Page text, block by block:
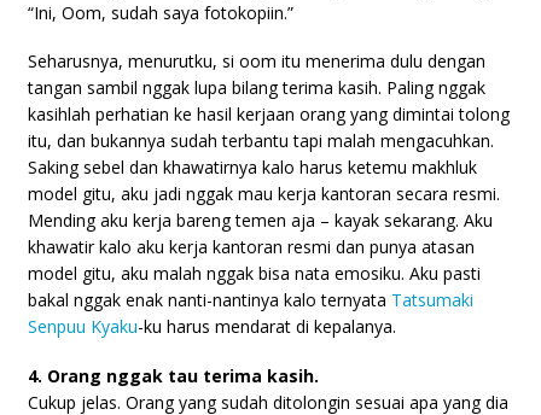
“Ini, Oom, sudah saya fotokopiin.”
Seharusnya, menurutku, si oom itu menerima dulu dengan
tangan sambil nggak lupa bilang terima kasih. Paling nggak
kasihlah perhatian ke hasil kerjaan orang yang dimintai tolong
itu, dan bukannya sudah terbantu tapi malah mengacuhkan.
Saking sebel dan khawatirnya kalo harus ketemu makhluk
model gitu, aku jadi nggak mau kerja kantoran secara resmi.
Mending aku kerja bareng temen aja – kayak sekarang. Aku
khawatir kalo aku kerja kantoran resmi dan punya atasan
model gitu, aku malah nggak bisa nata emosiku. Aku pasti
bakal nggak enak nanti-nantinya kalo ternyata Tatsumaki
Senpuu Kyaku-ku harus mendarat di kepalanya.
4. Orang nggak tau terima kasih.
Cukup jelas. Orang yang sudah ditolongin sesuai apa yang dia